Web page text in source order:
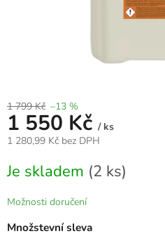
1 799 Kč –13 %
1 550 Kč / ks
1 280,99 Kč bez DPH
cena:
Je skladem (2 ks)
Možnosti doručení
Množstevní sleva